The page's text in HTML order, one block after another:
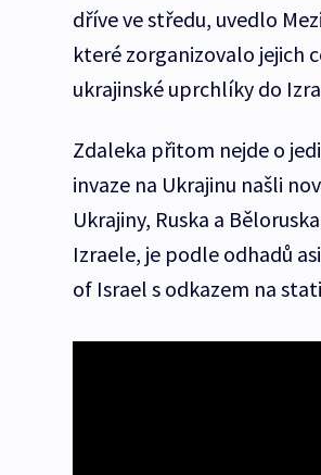
dříve ve středu, uvedlo
které zorganizovalo jejich
ukrajinské uprchlíky do
Zdaleka přitom nejde o
invaze na Ukrajinu našli
Ukrajiny, Ruska a
Izraele, je podle odhadů
of Israel s odkazem na